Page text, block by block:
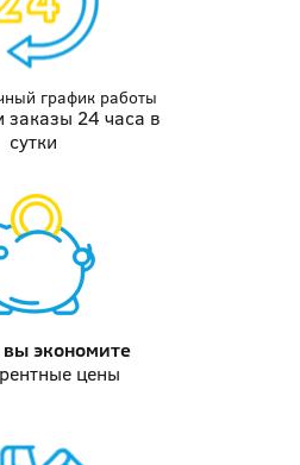
график работы
заказы 24 часа в
сутки
выэкономите
цены